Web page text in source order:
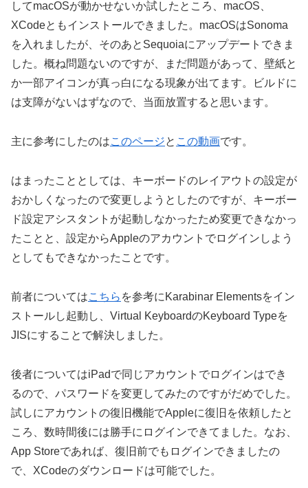
してmacOSが動かせないか試したところ、macOS、
XCodeともインストールできました。macOSはSonoma
を入れましたが、そのあとSequoiaにアップデートできま
した。概ね問題ないのですが、まだ問題があって、壁紙と
か一部アイコンが真っ白になる現象が出てます。ビルドに
は支障がないはずなので、当面放置すると思います。
主に参考にしたのはこのページと この動画です。
はまったこととしては、キーボードのレイアウトの設定が
おかしくなったので変更しようとしたのですが、キーボー
ド設定アシスタントが起動しなかったため変更できなかっ
たことと、設定からAppleのアカウントでログインしよう
としてもできなかったことです。
前者についてはこちら を参考にKarabinar Elementsをイン
ストールし起動し、Virtual KeyboardのKeyboard Typeを
JISにすることで解決しました。
後者についてはiPadで同じアカウントでログインはでき
るので、パスワードを変更してみたのですがだめでした。
試しにアカウントの復旧機能でAppleに復旧を依頼したと
ころ、数時間後には勝手にログインできてました。なお、
App Storeであれば、復旧前でもログインできましたの
で、XCodeのダウンロードは可能でした。